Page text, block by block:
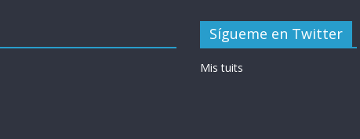
Sígueme en Twitter
Mis tuits